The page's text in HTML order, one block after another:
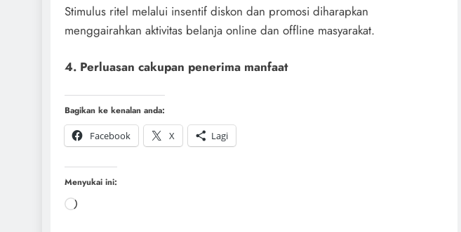
Stimulus ritel melalui insentif diskon dan promosi diharapkan
menggairahkan aktivitas belanja online dan offline masyarakat.
4. Perluasan cakupan penerima manfaat
Bagikan ke kenalan anda:
Facebook
X Lagi
Menyukai ini: